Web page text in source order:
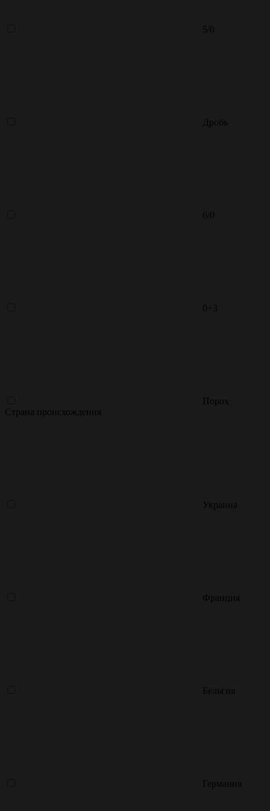
5/0
Дробь
6/0
0+3
Порох
Страна происхождения
Украина
Франция
Бельгия
Германия